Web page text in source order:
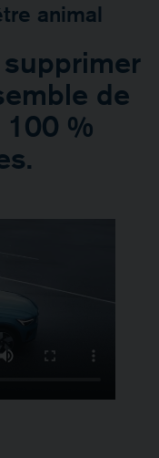
animal
supprimer
de
%